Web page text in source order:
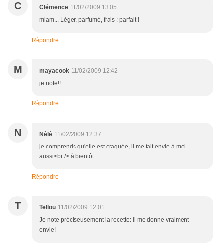
C Clémence 11/02/2009 13:05
miam... Léger, parfumé, frais : parfait !
Répondre
M mayacook 11/02/2009 12:42
je note!!
Répondre
N Nélé 11/02/2009 12:37
je comprends qu'elle est craquée, il me fait envie à moi
aussi<br /> à bientôt
Répondre
T Tellou 11/02/2009 12:01
Je note préciseusement la recette: il me donne vraiment
envie!